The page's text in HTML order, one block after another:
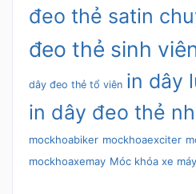
đeo thẻ satin
đeo thẻ sinh
dây đeo thẻ tổ viên in dây
in dây đeo thẻ
mockhoabiker mockhoaexciter
mockhoaxemay Móc khóa xe máy